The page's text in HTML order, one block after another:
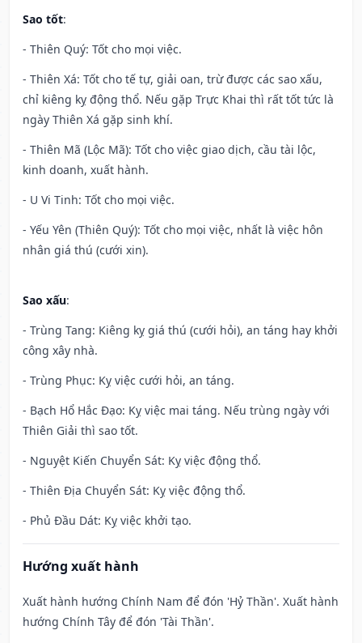
Sao tốt:
- Thiên Quý: Tốt cho mọi việc.
- Thiên Xá: Tốt cho tế tự, giải oan, trừ được các sao xấu,
chỉ kiêng kỵ động thổ. Nếu gặp Trực Khai thì rất tốt tức là
ngày Thiên Xá gặp sinh khí.
- Thiên Mã (Lộc Mã): Tốt cho việc giao dịch, cầu tài lộc,
kinh doanh, xuất hành.
- U Vi Tinh: Tốt cho mọi việc.
- Yếu Yên (Thiên Quý): Tốt cho mọi việc, nhất là việc hôn
nhân giá thú (cưới xin).
Sao xấu:
- Trùng Tang: Kiêng kỵ giá thú (cưới hỏi), an táng hay khởi
công xây nhà.
- Trùng Phục: Kỵ việc cưới hỏi, an táng.
- Bạch Hổ Hắc Đạo: Kỵ việc mai táng. Nếu trùng ngày với
Thiên Giải thì sao tốt.
- Nguyệt Kiến Chuyển Sát: Kỵ việc động thổ.
- Thiên Địa Chuyển Sát: Kỵ việc động thổ.
- Phủ Đầu Dát: Kỵ việc khởi tạo.
Hướng xuất hành
Xuất hành hướng Chính Nam để đón 'Hỷ Thần'. Xuất hành
hướng Chính Tây để đón 'Tài Thần'.